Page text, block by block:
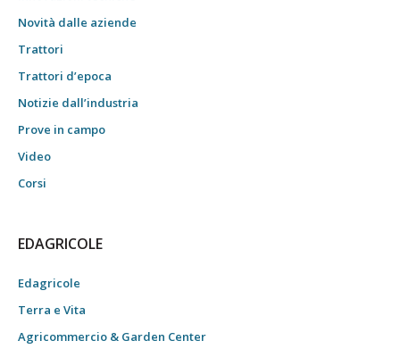
Novità dalle aziende
Trattori
Trattori d’epoca
Notizie dall’industria
Prove in campo
Video
Corsi
EDAGRICOLE
Edagricole
Terra e Vita
Agricommercio & Garden Center